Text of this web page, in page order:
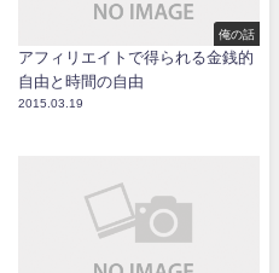
俺の話
アフィリエイトで得られる金銭的
自由と時間の自由
2015.03.19